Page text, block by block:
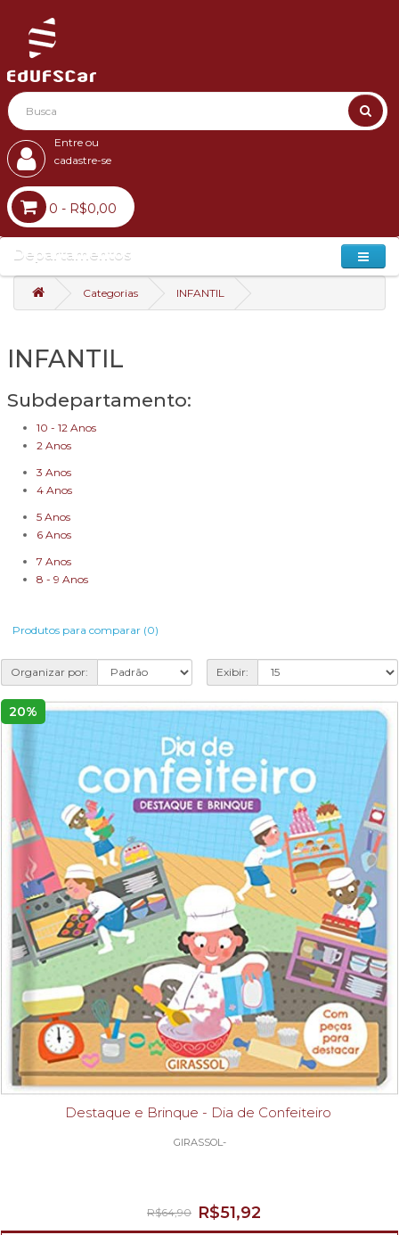
Entre ou
cadastre-se
0 - R$0,00
Departamentos
Categorias INFANTIL
INFANTIL
Subdepartamento:
10 - 12 Anos
2 Anos
3 Anos
4 Anos
5 Anos
6 Anos
7 Anos
8 - 9 Anos
Produtos para comparar (0)
Organizar por: Exibir:
20%
Destaque e Brinque - Dia de Confeiteiro
GIRASSOL-
R$51,92
R$64,90